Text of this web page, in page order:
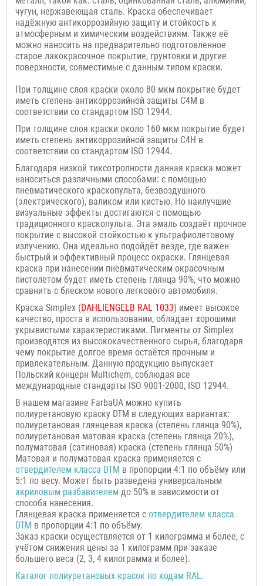
чугун, нержавеющая сталь. Краска обеспечивает
надёжную антикоррозийную защиту и стойкость к
атмосферным и химическим воздействиям. Также её
можно наносить на предварительно подготовленное
старое лакокрасочное покрытие, грунтовки и другие
поверхности, совместимые с данным типом краски.
При толщине слоя краски около 80 мкм покрытие будет
иметь степень антикоррозийной защиты C4M в
соответствии со стандартом ISO 12944.
При толщине слоя краски около 160 мкм покрытие будет
иметь степень антикоррозийной защиты C4H в
соответствии со стандартом ISO 12944.
Благодаря низкой тиксотропности данная краска может
наноситься различными способами: с помощью
пневматического краскопульта, безвоздушного
(электрического), валиком или кистью. Но наилучшие
визуальные эффекты достигаются с помощью
традиционного краскопульта. Эта эмаль создаёт прочное
покрытие с высокой стойкостью к ультрафиолетовому
излучению. Она идеально подойдёт везде, где важен
быстрый и эффективный процесс окраски. Глянцевая
краска при нанесении пневматическим окрасочным
пистолетом будет иметь степень глянца 90%, что можно
сравнить с блеском нового легкового автомобиля.
Краска Simplex (DAHLIENGELB RAL 1033) имеет высокое
качество, проста в использовании, обладает хорошими
укрывистыми характеристиками. Пигменты от Simplex
производятся из высококачественного сырья, благодаря
чему покрытие долгое время остаётся прочным и
привлекательным. Данную продукцию выпускает
Польский концерн Multichem, соблюдая все
международные стандарты ISO 9001-2000, ISO 12944.
В нашем магазине FarbaUA можно купить
полиуретановую краску DTM в следующих вариантах:
полиуретановая глянцевая краска (степень глянца 90%),
полиуретановая матовая краска (степень глянца 20%),
полуматовая (сатиновая) краска (степень глянца 50%)
Матовая и полуматовая краска применяется с
отвердителем класса DTM в пропорции 4:1 по объёму или
5:1 по весу. Может быть разведена универсальным
акриловым разбавителем до 50% в зависимости от
способа нанесения.
Глянцевая краска применяется с отвердителем класса
DTM в пропорции 4:1 по объёму.
Заказ краски осуществляется от 1 килограмма и более, с
учётом снижения цены за 1 килограмм при заказе
большего веса (2, 3, 4 килограмма и более).
Каталог полиуретановых красок по кодам RAL.